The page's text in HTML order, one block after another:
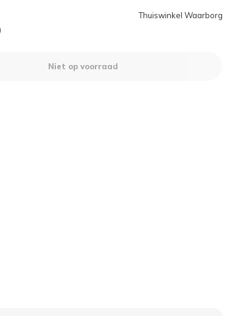
Thuiswinkel Waarborg
Niet op voorraad